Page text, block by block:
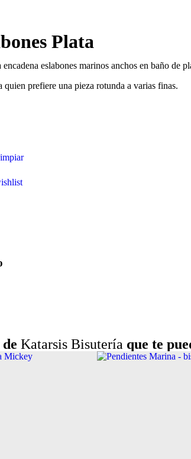
Plata
eslabones marinos anchos en baño de
quien prefiere una pieza rotunda a varias finas.
Katarsis Bisutería que te